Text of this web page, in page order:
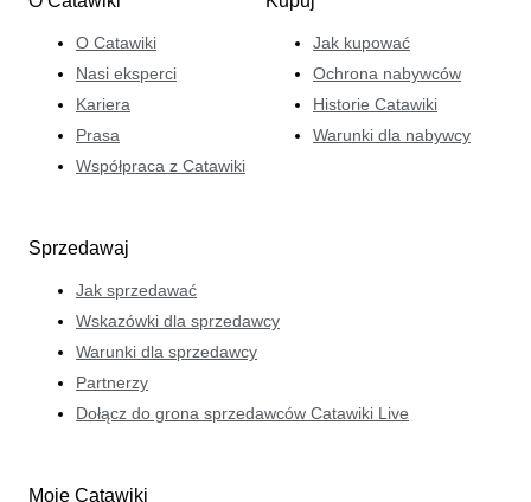
O Catawiki
Nasi eksperci
Kariera
Prasa
Współpraca z Catawiki
Jak kupować
Ochrona nabywców
Historie Catawiki
Warunki dla nabywcy
Sprzedawaj
Jak sprzedawać
Wskazówki dla sprzedawcy
Warunki dla sprzedawcy
Partnerzy
Dołącz do grona sprzedawców Catawiki Live
Moje Catawiki